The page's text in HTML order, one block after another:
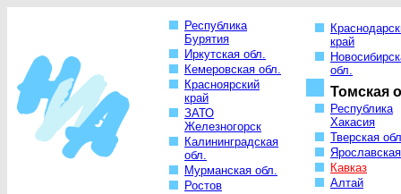
Республика
Бурятия
Иркутская обл.
Кемеровская обл.
Красноярский
край
ЗАТО
Железногорск
Калининградская
обл.
Мурманская обл.
Ростов
край
обл.
Томская
Республика
Хакасия
Тверская
Кавказ
Алтай